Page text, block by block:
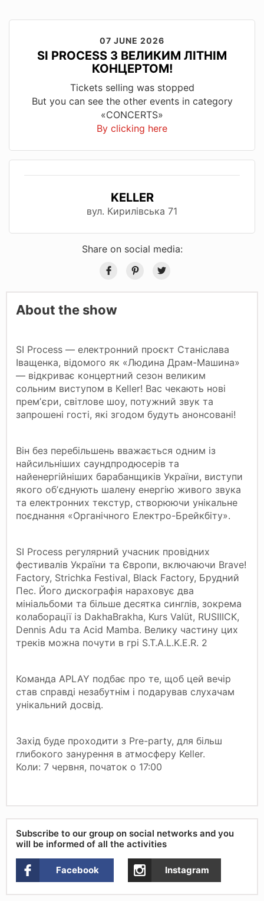
07 JUNE 2026
SI PROCESS З ВЕЛИКИМ ЛІТНІМ
КОНЦЕРТОМ!
Tickets selling was stopped
But you can see the other events in category
«CONCERTS»
By clicking here
KELLER
вул. Кирилівська 71
Share on social media:
About the show
SI Process — електронний проєкт Станіслава
Іващенка, відомого як «Людина Драм-Машина»
— відкриває концертний сезон великим
сольним виступом в Кeller! Вас чекають нові
премʼєри, світлове шоу, потужний звук та
запрошені гості, які згодом будуть анонсовані!
Він без перебільшень вважається одним із
найсильніших саундпродюсерів та
найенергійніших барабанщиків України, виступи
якого обʼєднують шалену енергію живого звука
та електронних текстур, створюючи унікальне
поєднання «Органічного Електро-Брейкбіту».
SI Process регулярний учасник провідних
фестивалів України та Європи, включаючи Brave!
Factory, Strichka Festival, Black Factory, Брудний
Пес. Його дискографія нараховує два
мініальбоми та більше десятка синглів, зокрема
колаборації із DakhaBrakha, Kurs Valüt, RUSIIIСK,
Dennis Adu та Acid Mamba. Велику частину цих
треків можна почути в грі S.T.A.L.K.E.R. 2
Команда APLAY подбає про те, щоб цей вечір
став справді незабутнім і подарував слухачам
унікальний досвід.
Захід буде проходити з Pre-party, для більш
глибокого занурення в атмосферу Keller.
Коли: 7 червня, початок о 17:00
Subscribe to our group on social networks and you
will be informed of all the activities
Facebook Instagram